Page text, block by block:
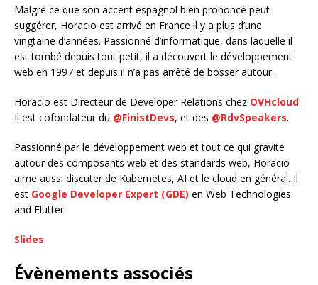
Malgré ce que son accent espagnol bien prononcé peut
suggérer, Horacio est arrivé en France il y a plus d’une
vingtaine d’années. Passionné d’informatique, dans laquelle il
est tombé depuis tout petit, il a découvert le développement
web en 1997 et depuis il n’a pas arrêté de bosser autour.
Horacio est Directeur de Developer Relations chez OVHcloud.
Il est cofondateur du @FinistDevs, et des @RdvSpeakers.
Passionné par le développement web et tout ce qui gravite
autour des composants web et des standards web, Horacio
aime aussi discuter de Kubernetes, AI et le cloud en général. Il
est Google Developer Expert (GDE) en Web Technologies
and Flutter.
Slides
Évènements associés